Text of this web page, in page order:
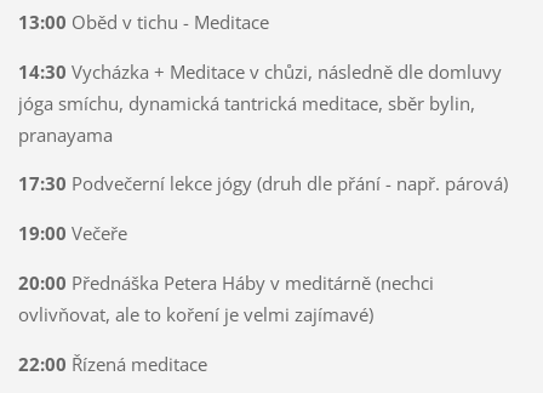
13:00 Oběd v tichu - Meditace
14:30 Vycházka + Meditace v chůzi, následně dle domluvy
jóga smíchu, dynamická tantrická meditace, sběr bylin,
pranayama
17:30 Podvečerní lekce jógy (druh dle přání - např. párová)
19:00 Večeře
20:00 Přednáška Petera Háby v meditárně (nechci
ovlivňovat, ale to koření je velmi zajímavé)
22:00 Řízená meditace